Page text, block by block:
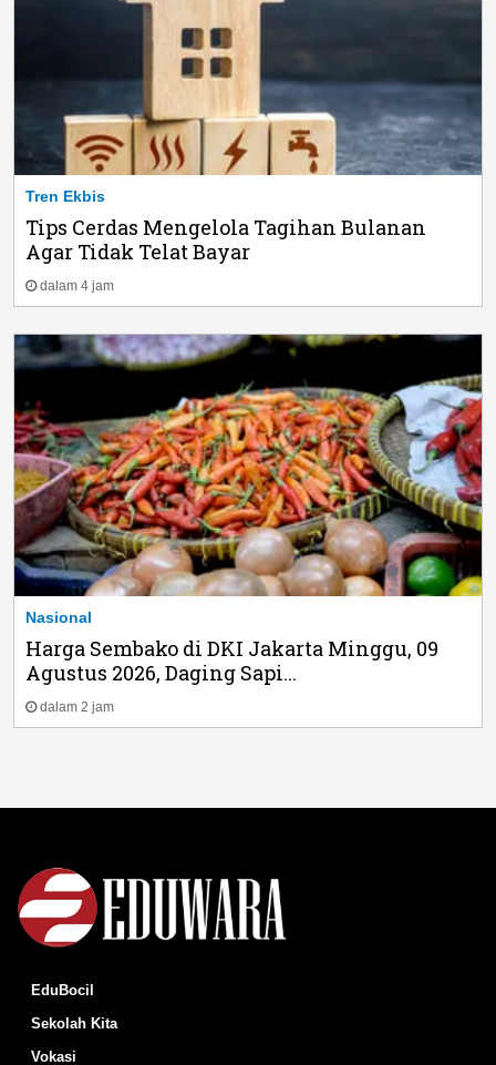
Tren Ekbis
Tips Cerdas Mengelola Tagihan Bulanan
Agar Tidak Telat Bayar
dalam 4 jam
Nasional
Harga Sembako di DKI Jakarta Minggu, 09
Agustus 2026, Daging Sapi...
dalam 2 jam
EduBocil
Sekolah Kita
Vokasi